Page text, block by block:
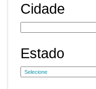
Cidade
Estado